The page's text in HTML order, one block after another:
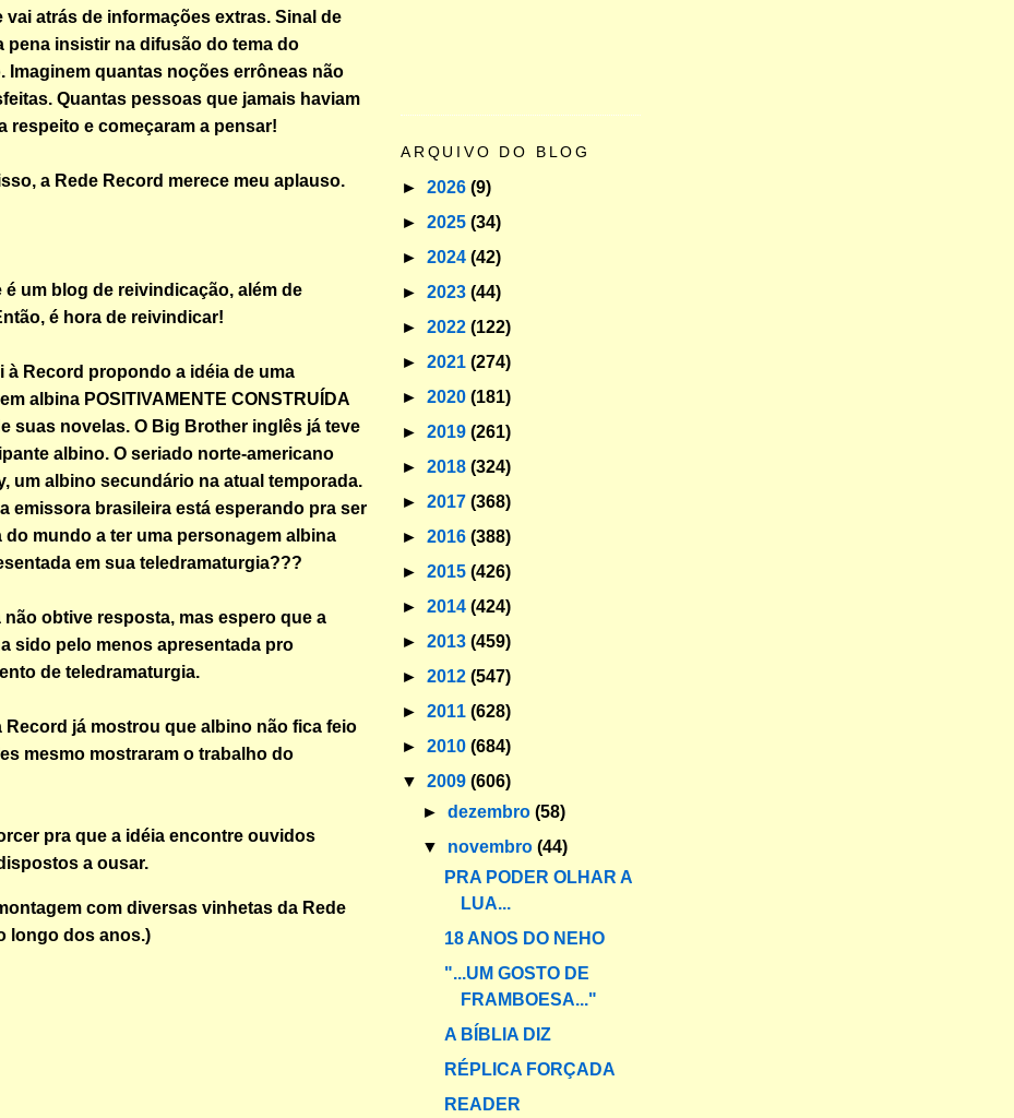
vai atrás de informações extras. Sinal de
pena insistir na difusão do tema do
Imaginem quantas noções errôneas não
Quantas pessoas que jamais haviam
respeito e começaram a pensar!
a Rede Record merece meu aplauso.
é um blog de reivindicação, além de
é hora de reivindicar!
à Record propondo a idéia de uma
albina POSITIVAMENTE CONSTRUÍDA
suas novelas. O Big Brother inglês já teve
albino. O seriado norte-americano
um albino secundário na atual temporada.
emissora brasileira está esperando pra ser
do mundo a ter uma personagem albina
em sua teledramaturgia???
não obtive resposta, mas espero que a
sido pelo menos apresentada pro
de teledramaturgia.
Record já mostrou que albino não fica feio
mesmo mostraram o trabalho do
pra que a idéia encontre ouvidos
a ousar.
com diversas vinhetas da Rede
longo dos anos.)
ARQUIVO DO BLOG
► 2026 (9)
► 2025 (34)
► 2024 (42)
► 2023 (44)
► 2022 (122)
► 2021 (274)
► 2020 (181)
► 2019 (261)
► 2018 (324)
► 2017 (368)
► 2016 (388)
► 2015 (426)
► 2014 (424)
► 2013 (459)
► 2012 (547)
► 2011 (628)
► 2010 (684)
▼ 2009 (606)
►dezembro(58)
▼ novembro(44)
PRA PODER OLHAR A
LUA...
18 ANOS DO NEHO
"...UM GOSTO DE
FRAMBOESA..."
A BÍBLIA DIZ
RÉPLICA FORÇADA
READER